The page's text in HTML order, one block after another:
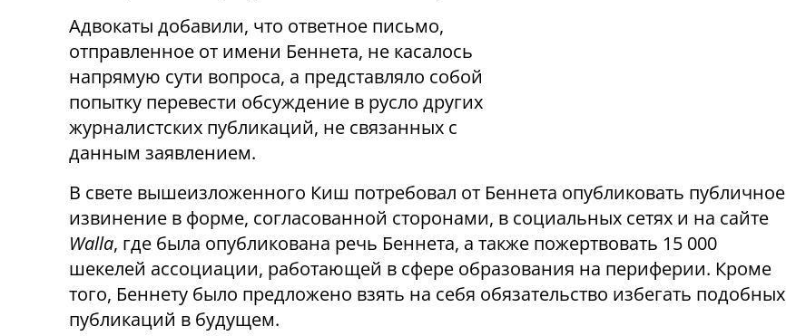
Адвокаты добавили, что ответное письмо,
отправленное от имени Беннета, не касалось
напрямую сути вопроса, а представляло собой
попытку перевести обсуждение в русло других
журналистских публикаций, не связанных с
данным заявлением.
В свете вышеизложенного Киш потребовал от Беннета опубликовать публичное
извинение в форме, согласованной сторонами, в социальных сетях и на сайте
Walla, где была опубликована речь Беннета, а также пожертвовать 15 000
шекелей ассоциации, работающей в сфере образования на периферии. Кроме
того, Беннету было предложено взять на себя обязательство избегать подобных
публикаций в будущем.